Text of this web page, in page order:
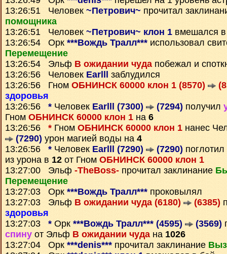
13:26:51 Человек ~Петрович~ прочитал
помощника
13:26:51 Человек ~Петрович~ клон 1 вмешался
13:26:54 Орк ***Вождь Тралл*** использовал
Перемещение
13:26:54 Эльф В ожидании чуда побежал и
13:26:56 Человек Earlll
заблудился
13:26:56 Гном ОБНИНСК 60000 клон 1 (8570)
здоровья
13:26:56 * Человек Earlll (7300) (7294) получил
Гном ОБНИНСК 60000 клон 1 на 6
13:26:56 * Гном ОБНИНСК 60000 клон 1 нанес
(7290) урон магией воды на 4
13:26:56 * Человек Earlll (7290) (7290)
из урона в 12 от Гном ОБНИНСК 60000 клон 1
13:27:00 Эльф -TheBoss- прочитал заклинание
Перемещение
13:27:03 Орк ***Вождь Тралл*** проковылял
13:27:03 Эльф В ожидании чуда (6180) (6385)
здоровья
13:27:03 * Орк ***Вождь Тралл*** (4595) (3569)
спину от Эльф В ожидании чудана 1026
13:27:04 Орк ***denis*** прочитал заклинание